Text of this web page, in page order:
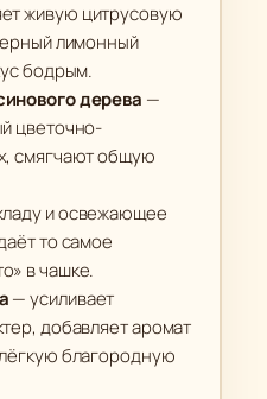
живую цитрусовую
лимонный
бодрым.
дерева —
цветочно-
смягчают общую
и освежающее
то самое
в чашке.
— усиливает
добавляет аромат
благородную